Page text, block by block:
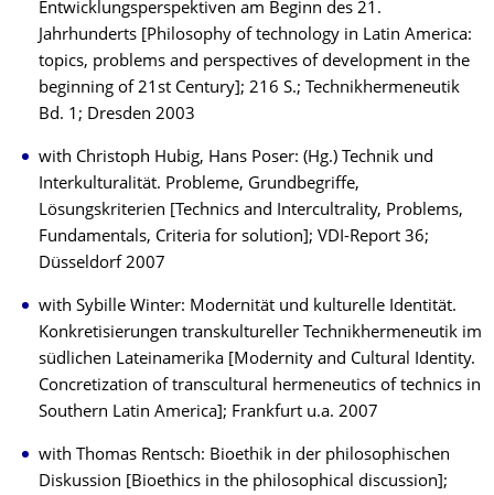
Entwicklungsperspektiven am Beginn des 21.
Jahrhunderts [Philosophy of technology in Latin America:
topics, problems and perspectives of development in the
beginning of 21st Century]; 216 S.; Technikhermeneutik
Bd. 1; Dresden 2003
with Christoph Hubig, Hans Poser: (Hg.) Technik und
Interkulturalität. Probleme, Grundbegriffe,
Lösungskriterien [Technics and Intercultrality, Problems,
Fundamentals, Criteria for solution]; VDI-Report 36;
Düsseldorf 2007
with Sybille Winter: Modernität und kulturelle Identität.
Konkretisierungen transkultureller Technikhermeneutik im
südlichen Lateinamerika [Modernity and Cultural Identity.
Concretization of transcultural hermeneutics of technics in
Southern Latin America]; Frankfurt u.a. 2007
with Thomas Rentsch: Bioethik in der philosophischen
Diskussion [Bioethics in the philosophical discussion];